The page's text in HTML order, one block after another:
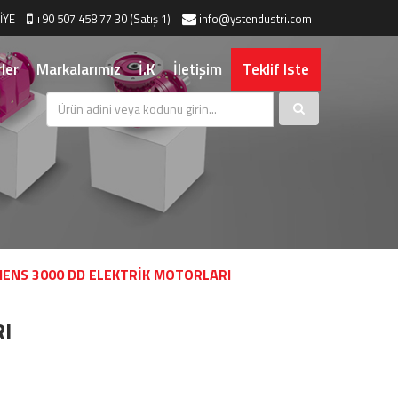
+90 507 458 77 30 (Satış 1) info@ystendustri.com
Markalarımız İ.K İletişim Teklif Iste
3000 DD ELEKTRİK MOTORLARI